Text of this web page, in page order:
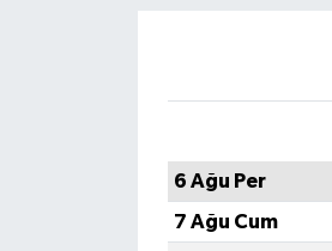
6 Ağu Per
7 Ağu Cum